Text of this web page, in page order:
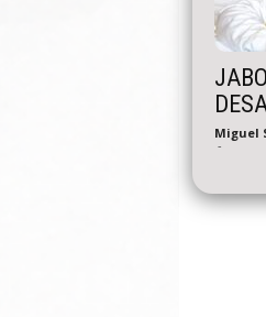
Miguel
-